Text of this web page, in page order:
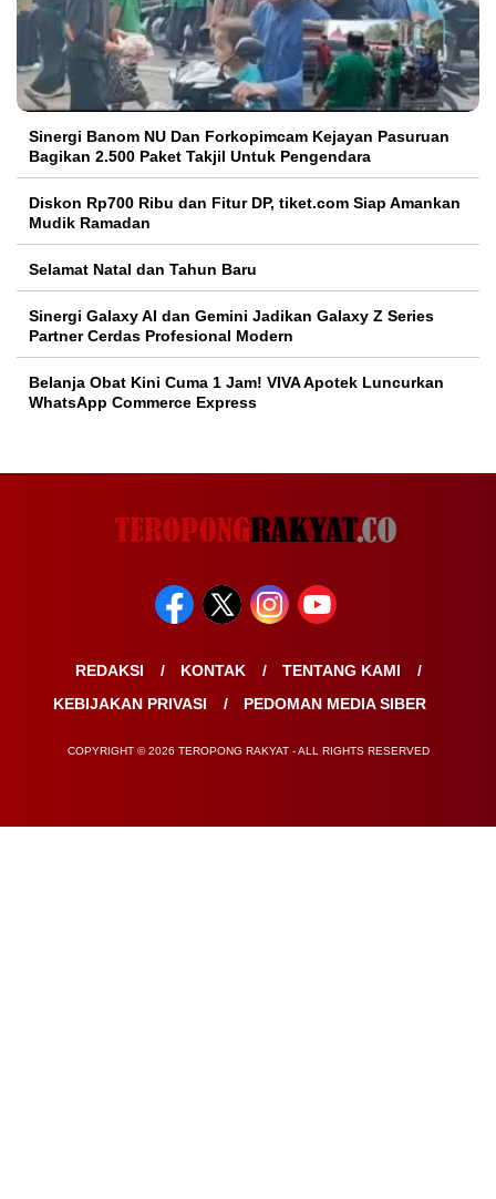
Sinergi Banom NU Dan Forkopimcam Kejayan Pasuruan
Bagikan 2.500 Paket Takjil Untuk Pengendara
Diskon Rp700 Ribu dan Fitur DP, tiket.com Siap Amankan
Mudik Ramadan
Selamat Natal dan Tahun Baru
Sinergi Galaxy AI dan Gemini Jadikan Galaxy Z Series
Partner Cerdas Profesional Modern
Belanja Obat Kini Cuma 1 Jam! VIVA Apotek Luncurkan
WhatsApp Commerce Express
REDAKSI KONTAK
TENTANG KAMI
KEBIJAKAN PRIVASI
PEDOMAN MEDIA SIBER
COPYRIGHT © 2026 TEROPONG RAKYAT - ALL RIGHTS RESERVED